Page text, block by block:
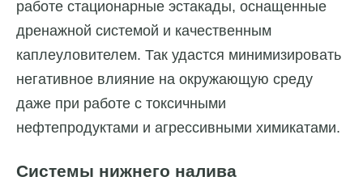
работе стационарные эстакады, оснащенные
дренажной системой и качественным
каплеуловителем. Так удастся минимизировать
негативное влияние на окружающую среду
даже при работе с токсичными
нефтепродуктами и агрессивными химикатами.
Системы нижнего налива